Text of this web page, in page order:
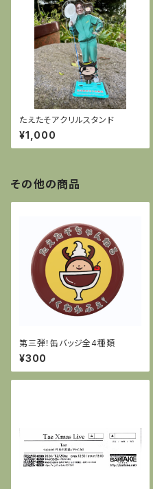
たえたそアクリルスタンド
¥1,000
その他の商品
第三弾！缶バッジ全4種類
¥300